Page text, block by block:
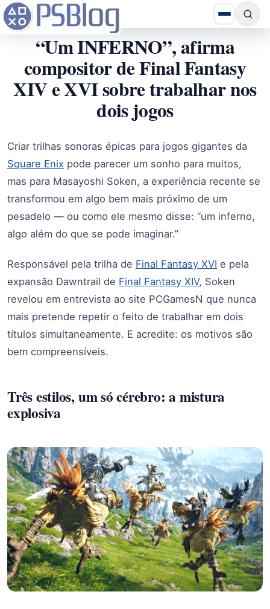
“Um INFERNO”, afirma
compositor de Final Fantasy
XIV e XVI sobre trabalhar nos
dois jogos
Criar trilhas sonoras épicas para jogos gigantes da
Square Enix pode parecer um sonho para muitos,
mas para Masayoshi Soken, a experiência recente se
transformou em algo bem mais próximo de um
pesadelo — ou como ele mesmo disse: “um inferno,
algo além do que se pode imaginar.”
Responsável pela trilha de Final Fantasy XVI e pela
expansão Dawntrail de Final Fantasy XIV, Soken
revelou em entrevista ao site PCGamesN que nunca
mais pretende repetir o feito de trabalhar em dois
títulos simultaneamente. E acredite: os motivos são
bem compreensíveis.
Três estilos, um só cérebro: a mistura
explosiva